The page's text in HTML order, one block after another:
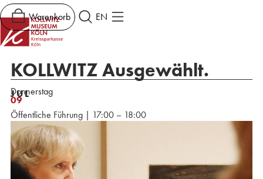
Warenkorb EN
KOLLWITZ Ausgewählt.
Donnerstag
09
JUL
Öffentliche Führung | 17:00 – 18:00